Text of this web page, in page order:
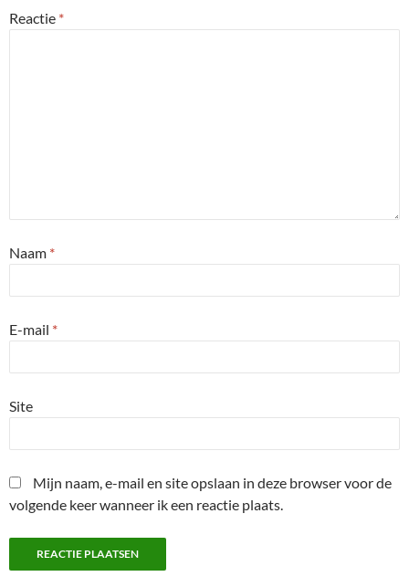
Reactie *
Naam *
E-mail *
Site
Mijn naam, e-mail en site opslaan in deze browser voor de
volgende keer wanneer ik een reactie plaats.